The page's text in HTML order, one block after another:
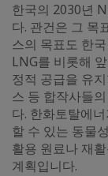
한국의 2030년
다. 관건은 그 목
스의 목표도 한
LNG를 비롯해
정적 공급을 유
스 등 합작사들
다. 한화토탈에
할 수 있는 동물
활용 원료나 재
계획입니다.